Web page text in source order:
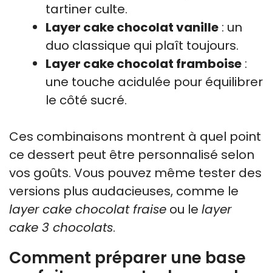
tartiner culte.
Layer cake chocolat vanille : un
duo classique qui plaît toujours.
Layer cake chocolat framboise :
une touche acidulée pour équilibrer
le côté sucré.
Ces combinaisons montrent à quel point
ce dessert peut être personnalisé selon
vos goûts. Vous pouvez même tester des
versions plus audacieuses, comme le
layer cake chocolat fraise ou le layer
cake 3 chocolats.
Comment préparer une base